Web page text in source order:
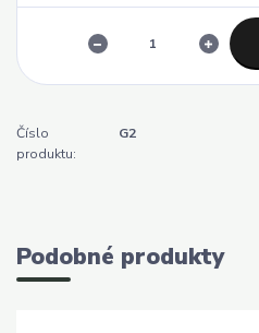
Číslo
produktu:
G2
Podobné produkty